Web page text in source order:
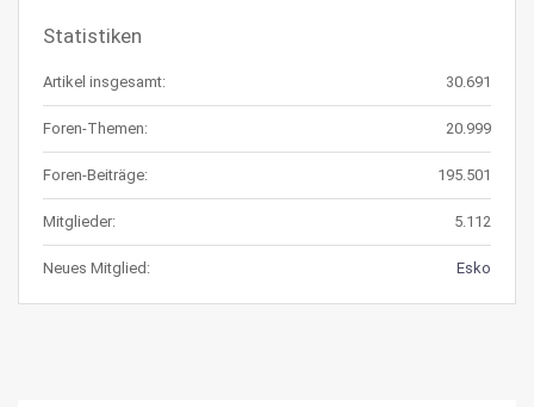
Statistiken
Artikel insgesamt: 30.691
Foren-Themen: 20.999
Foren-Beiträge: 195.501
Mitglieder: 5.112
Neues Mitglied: Esko